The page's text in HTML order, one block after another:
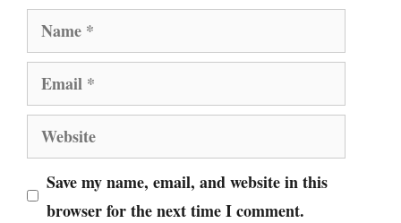
Name
Email
Website
Save my name, email, and website in this
browser for the next time I comment.